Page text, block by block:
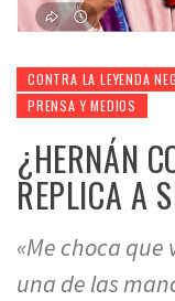
CONTRA LA LEYENDA
PRENSA Y MEDIOS
¿HERNÁN
REPLICA A
«Me choca
una de las